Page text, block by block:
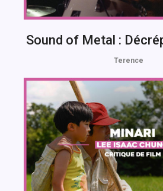
Sound of Metal :
Terence